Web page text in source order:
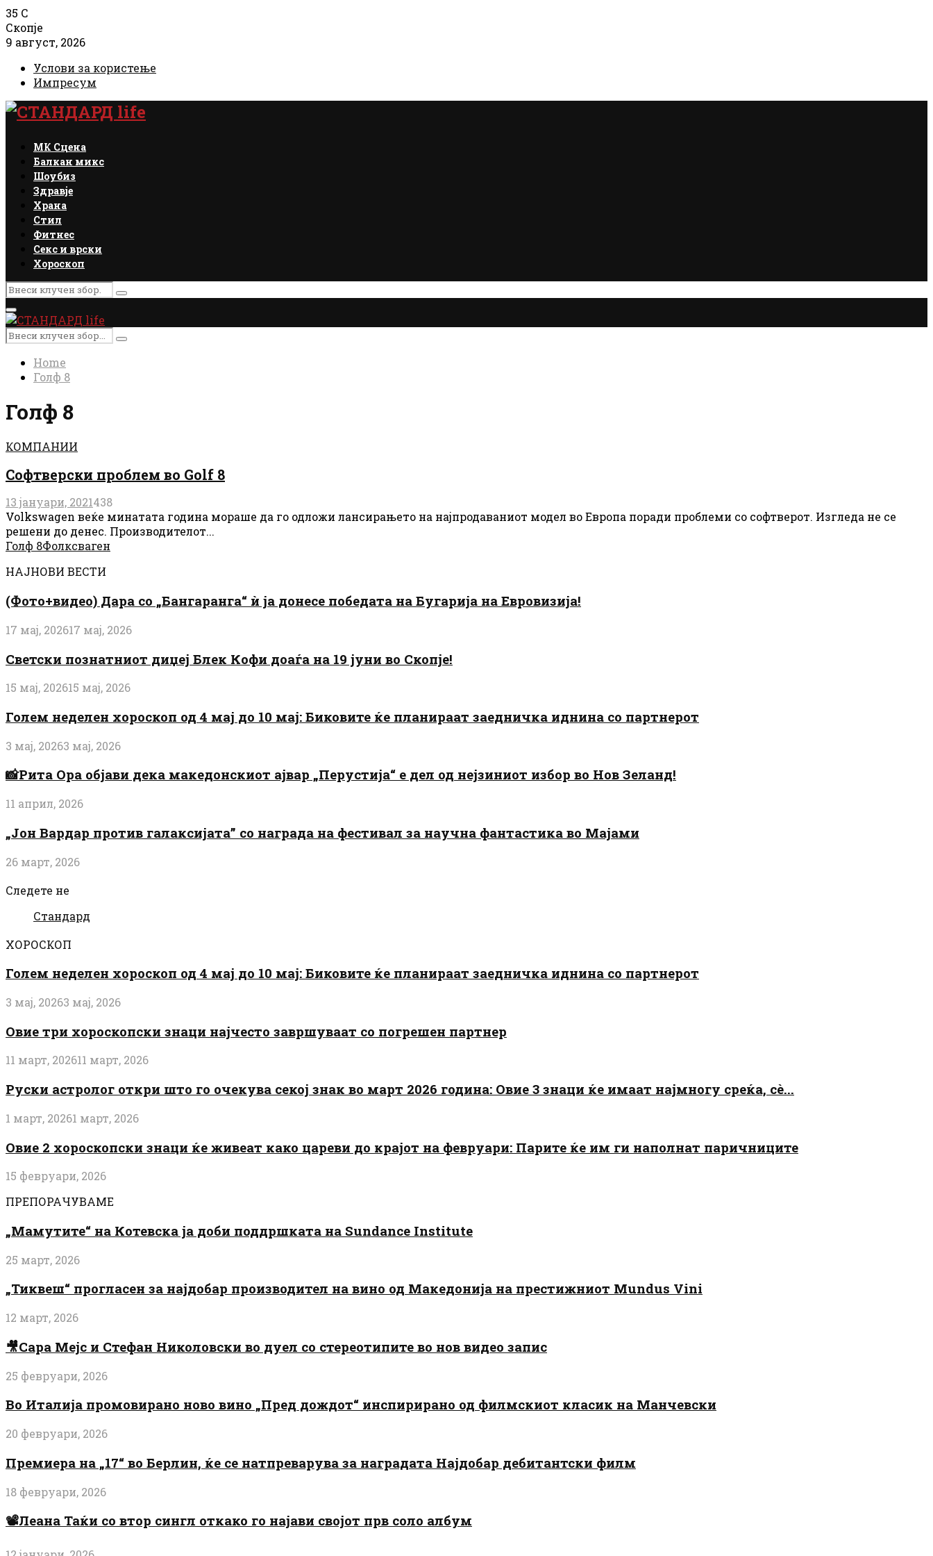
35 C
Скопје
9 август, 2026
Услови за користење
Импресум
Facebook
Instagram
Email
Rss
МК Сцена
Балкан микс
Шоубиз
Здравје
Храна
Стил
Фитнес
Секс и врски
Хороскоп
Search
for:
Search
Primary
Menu
Search
for:
Search
Home
Голф 8
Голф 8
КОМПАНИИ
Софтверски проблем во Golf 8
13 јануари, 2021438
Volkswagen веќе минатата година мораше да го одложи лансирањето на најпродаваниот модел во Европа поради проблеми со софтверот. Изгледа не се
решени до денес. Производителот...
Голф 8Фолксваген
НАЈНОВИ ВЕСТИ
(Фото+видео) Дара со „Бангаранга“ ѝ ја донесе победата на Бугарија на Евровизија!
17 мај, 202617 мај, 2026
Светски познатниот диџеј Блек Кофи доаѓа на 19 јуни во Скопје!
15 мај, 202615 мај, 2026
Голем неделен хороскоп од 4 мај до 10 мај: Биковите ќе планираат заедничка иднина со партнерот
3 мај, 20263 мај, 2026
📸Рита Ора објави дека македонскиот ајвар „Перустија“ е дел од нејзиниот избор во Нов Зеланд!
11 април, 2026
„Јон Вардар против галаксијата” со награда на фестивал за научна фантастика во Мајами
26 март, 2026
Следете не
Стандард
ХОРОСКОП
Голем неделен хороскоп од 4 мај до 10 мај: Биковите ќе планираат заедничка иднина со партнерот
3 мај, 20263 мај, 2026
Овие три хороскопски знаци најчесто завршуваат со погрешен партнер
11 март, 202611 март, 2026
Руски астролог откри што го очекува секој знак во март 2026 година: Овие 3 знаци ќе имаат најмногу среќа, сè...
1 март, 20261 март, 2026
Овие 2 хороскопски знаци ќе живеат како цареви до крајот на февруари: Парите ќе им ги наполнат паричниците
15 февруари, 2026
ПРЕПОРАЧУВАМЕ
„Мамутите“ на Котевска ја доби поддршката на Sundance Institute
25 март, 2026
„Тиквеш“ прогласен за најдобар производител на вино од Македонија на престижниот Mundus Vini
12 март, 2026
🎥Сара Мејс и Стефан Николовски во дуел со стереотипите во нов видео запис
25 февруари, 2026
Во Италија промовирано ново вино „Пред дождот“ инспирирано од филмскиот класик на Манчевски
20 февруари, 2026
Премиера на „17“ во Берлин, ќе се натпреварува за наградата Најдобар дебитантски филм
18 февруари, 2026
📽️Леана Таќи со втор сингл откако го најави својот прв соло албум